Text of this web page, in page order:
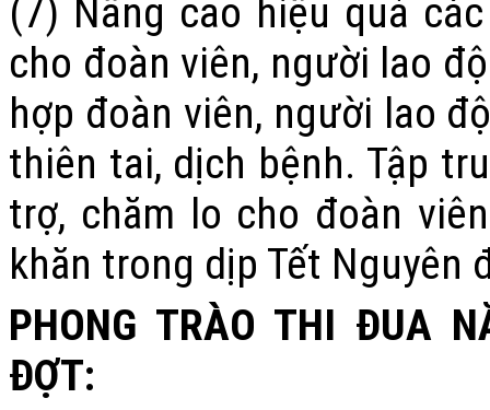
(7) Nâng cao hiệu quả
cho đoàn viên, người lao
hợp đoàn viên, người lao
thiên tai, dịch bệnh. Tập
trợ, chăm lo cho đoàn
khăn trong dịp Tết Nguyên
PHONG TRÀO THI ĐUA
ĐỢT: